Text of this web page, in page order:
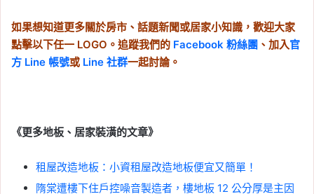
如果想知道更多關於房市、話題新聞或居家小知識，歡迎大家
點擊以下任一 LOGO。追蹤我們的 Facebook 粉絲團 、加入官
方 Line 帳號或 Line 社群一起討論。
《更多地板、居家裝潢的文章》
租屋改造地板：小資租屋改造地板便宜又簡單！
隋棠遭樓下住戶控噪音製造者，樓地板 12 公分厚是主因